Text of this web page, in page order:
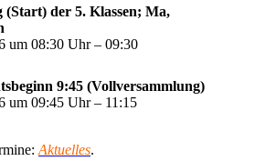
(Start) der 5. Klassen; Ma,
um 08:30 Uhr – 09:30
9:45 (Vollversammlung)
um 09:45 Uhr – 11:15
Aktuelles.